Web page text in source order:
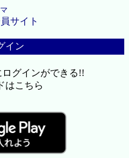
サイト
イン
グインができる!!
はこちら